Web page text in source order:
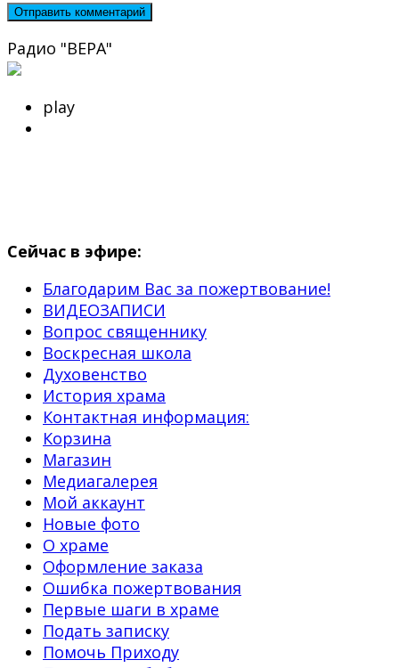
Радио "ВЕРА"
play
Сейчас в эфире:
Благодарим Вас за пожертвование!
ВИДЕОЗАПИСИ
Вопрос священнику
Воскресная школа
Духовенство
История храма
Контактная информация:
Корзина
Магазин
Медиагалерея
Мой аккаунт
Новые фото
О храме
Оформление заказа
Ошибка пожертвования
Первые шаги в храме
Подать записку
Помочь Приходу